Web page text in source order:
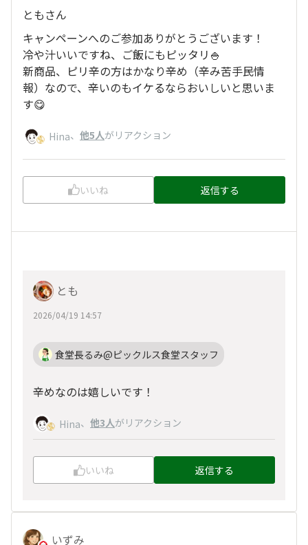
ともさん
キャンペーンへのご参加ありがとうございます！
冷や汁いいですね、ご飯にもピッタリ🍚
新商品、ピリ辛の方はかなり辛め（辛み苦手民情
報）なので、辛いのもイケるならおいしいと思いま
す😋
Hina、 他5人がリアクション
いいね 返信する
とも
2026/04/19 14:57
食堂長るみ@ピックルス食堂スタッフ
辛めなのは嬉しいです！
Hina、 他3人がリアクション
いいね 返信する
いずみ